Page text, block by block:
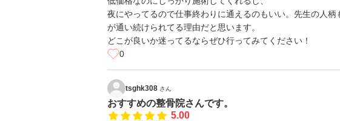
夜にやってるので仕事終わりに通えるのもいい。先生の人
が通い続けられてる理由だと思います。
どこが良いか迷ってるならぜひ行ってみてください！
0
tsghk308 さん
おすすめの整骨院さんです。
5.00